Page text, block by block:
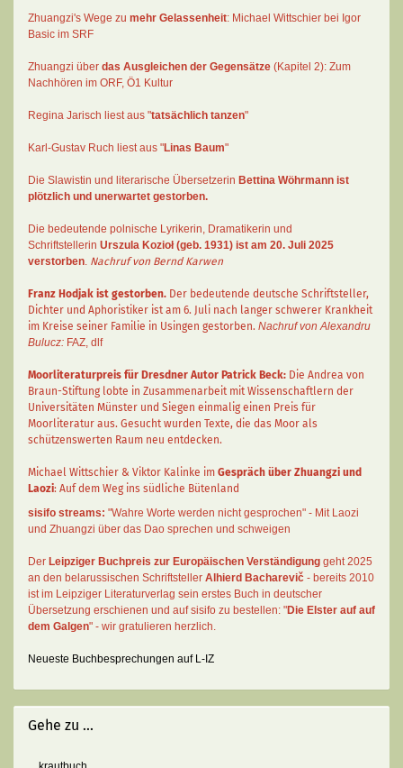
Zhuangzi's Wege zu mehr Gelassenheit: Michael Wittschier bei Igor
Basic im SRF
Zhuangzi über das Ausgleichen der Gegensätze (Kapitel 2): Zum
Nachhören im ORF, Ö1 Kultur
Regina Jarisch liest aus "tatsächlich tanzen"
Karl-Gustav Ruch liest aus "Linas Baum"
Die Slawistin und literarische Übersetzerin Bettina Wöhrmann ist
plötzlich und unerwartet gestorben.
Die bedeutende polnische Lyrikerin, Dramatikerin und
Schriftstellerin Urszula Kozioł (geb. 1931) ist am 20. Juli 2025
verstorben. Nachruf von Bernd Karwen
Franz Hodjak ist gestorben. Der bedeutende deutsche Schriftsteller,
Dichter und Aphoristiker ist am 6. Juli nach langer schwerer Krankheit
im Kreise seiner Familie in Usingen gestorben. Nachruf von Alexandru
Bulucz: FAZ, dlf
Moorliteraturpreis für Dresdner Autor Patrick Beck: Die Andrea von
Braun-Stiftung lobte in Zusammenarbeit mit Wissenschaftlern der
Universitäten Münster und Siegen einmalig einen Preis für
Moorliteratur aus. Gesucht wurden Texte, die das Moor als
schützenswerten Raum neu entdecken.
Michael Wittschier & Viktor Kalinke im Gespräch über Zhuangzi und
Laozi: Auf dem Weg ins südliche Bütenland
sisifo streams: "Wahre Worte werden nicht gesprochen" - Mit Laozi
und Zhuangzi über das Dao sprechen und schweigen
Der Leipziger Buchpreis zur Europäischen Verständigung geht 2025
an den belarussischen Schriftsteller Alhierd Bacharevič - bereits 2010
ist im Leipziger Literaturverlag sein erstes Buch in deutscher
Übersetzung erschienen und auf sisifo zu bestellen: "Die Elster auf auf
dem Galgen" - wir gratulieren herzlich.
Neueste Buchbesprechungen auf L-IZ
Gehe zu ...